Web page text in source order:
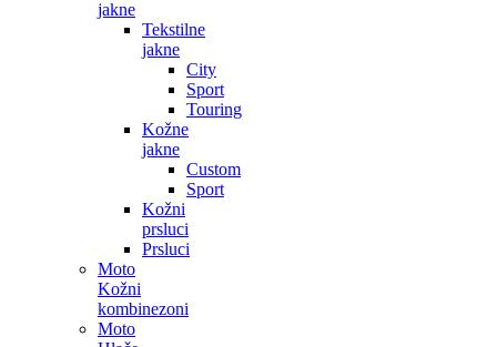
jakne
Tekstilne
jakne
City
Sport
Touring
Kožne
jakne
Custom
Sport
Kožni
prsluci
Prsluci
Moto
Kožni
kombinezoni
Moto